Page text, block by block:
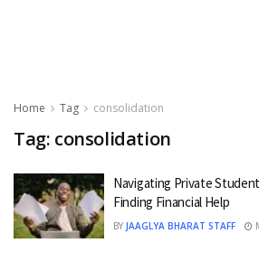
Home Tag consolidation
Tag: consolidation
Navigating Private
Finding Financial Help
BY JAAGLYA BHARAT STAFF